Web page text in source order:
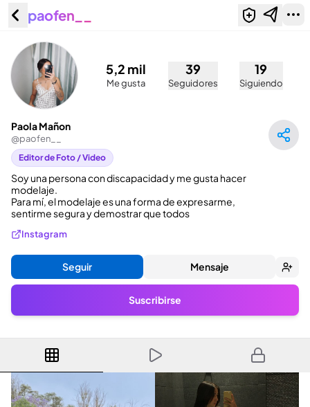
Paola Mañon (@paofen__)
paofen__
5,2 mil
Me gusta
39
Seguidores
19
Siguiendo
Paola Mañon
@paofen__
Editor de Foto / Video
Soy una persona con discapacidad y me gusta hacer
modelaje.
Para mí, el modelaje es una forma de expresarme,
sentirme segura y demostrar que todos
Instagram
Seguir Mensaje
Suscribirse